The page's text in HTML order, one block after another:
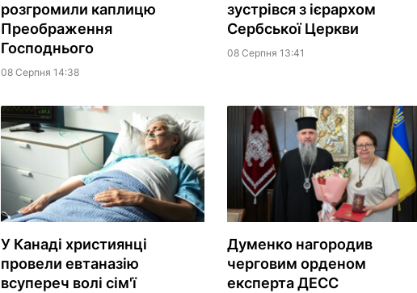
розгромили каплицю
Преображення
Господнього
08 Серпня 14:38
зустрівся з ієрархом
Сербської Церкви
08 Серпня 13:41
У Канаді християнці
провели евтаназію
всупереч волі сім'ї
Думенко нагородив
черговим орденом
експерта ДЕСС